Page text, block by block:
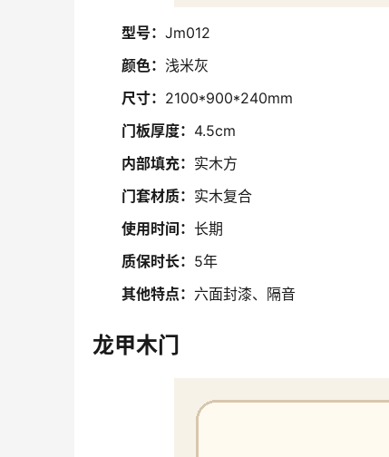
型号： Jm012
颜色： 浅米灰
尺寸： 2100*900*240mm
门板厚度： 4.5cm
内部填充： 实木方
门套材质： 实木复合
使用时间： 长期
质保时长： 5年
其他特点： 六面封漆、隔音
龙甲木门